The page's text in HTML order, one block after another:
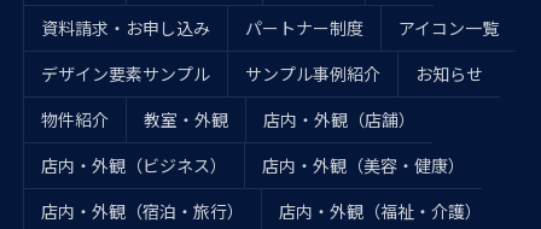
資料請求・お申し込み
パートナー制度
アイコン一覧
デザイン要素サンプル
サンプル事例紹介
お知らせ
物件紹介
教室・外観
店内・外観（店舗）
店内・外観（ビジネス）
店内・外観（美容・健康）
店内・外観（宿泊・旅行）
店内・外観（福祉・介護）